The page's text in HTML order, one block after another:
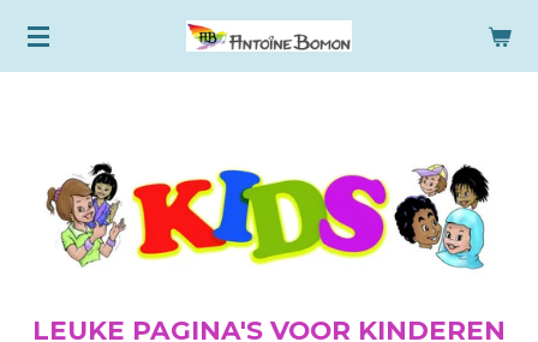
Ga
LEUKE PAGINA'S VOOR KINDEREN